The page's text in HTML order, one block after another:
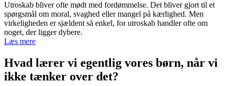
Utroskab bliver ofte mødt med fordømmelse. Det bliver gjort til et
spørgsmål om moral, svaghed eller mangel på kærlighed. Men
virkeligheden er sjældent så enkel, for utroskab handler ofte om
noget, der ligger dybere.
Læs mere
Hvad lærer vi egentlig vores børn, når vi
ikke tænker over det?